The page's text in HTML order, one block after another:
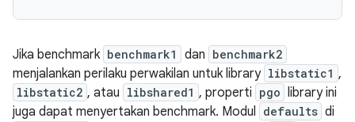
Jika benchmark benchmark1 dan benchmark2
menjalankan perilaku perwakilan untuk library libstatic1 ,
libstatic2 , atau libshared1 , properti pgo library ini
juga dapat menyertakan benchmark. Modul defaults di